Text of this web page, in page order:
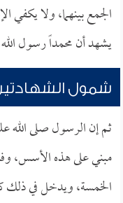
الجمع بينهما، ولا يكفي
يشهد أن محمداً رسول
شمول
ثم إن الرسول صلى الله
مبني على هذه الأسس،
الخمسة، ويدخل في ذلك